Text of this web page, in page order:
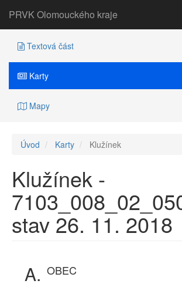
PRVK Olomouckého kraje
Textová část
Karty
Mapy
Úvod Karty Klužínek
Klužínek -
stav 26. 11. 2018
OBEC